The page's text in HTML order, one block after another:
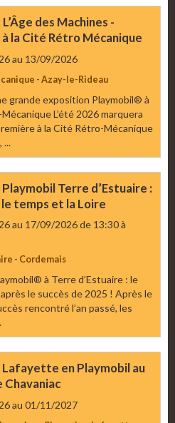
des Machines -
la Cité Rétro Mécanique
au 13/09/2026
- Azay-le-Rideau
grande exposition Playmobil® à
L’été 2026 marquera
à la Cité Rétro-Mécanique
...
Terre d’Estuaire :
temps et la Loire
au 17/09/2026de 13:30à
- Cordemais
à Terre d’Estuaire : le
le succès de 2025 ! Après le
rencontré l’an passé, les
en Playmobil au
Chavaniac
au 01/11/2027